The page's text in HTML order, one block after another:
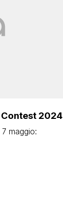
2024
maggio: